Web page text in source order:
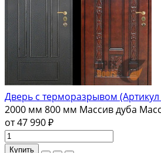
Дверь с терморазрывом (Артикул
2000 мм 800 мм Массив дуба
от 47 990 ₽
Купить